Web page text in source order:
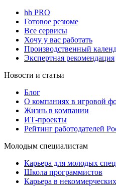
hh PRO
Готовое резюме
Все сервисы
Хочу у вас работать
Производственный
Экспертная рекомендация
Новости и статьи
Блог
О компаниях в игровой
Жизнь в компании
ИТ-проекты
Рейтинг работодателей
Молодым специалистам
Карьера для молодых
Школа программистов
Карьера в